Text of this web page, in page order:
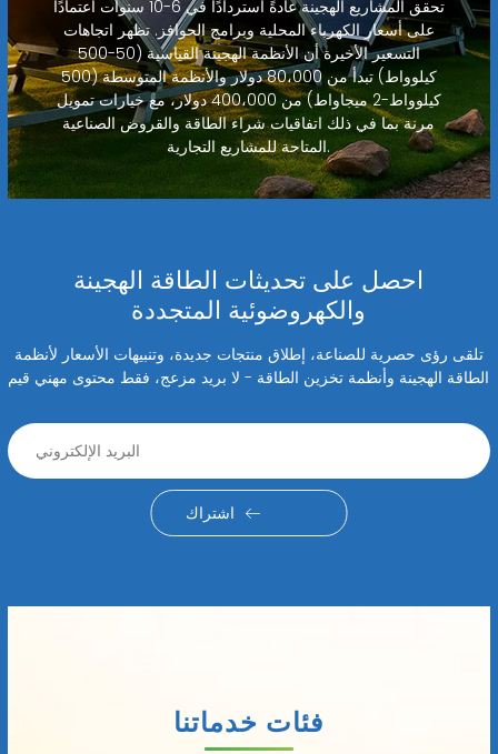
تحقق المشاريع الهجينة عادةً استردادًا في 6-10 سنوات اعتمادًا
على أسعار الكهرباء المحلية وبرامج الحوافز. تظهر اتجاهات
التسعير الأخيرة أن الأنظمة الهجينة القياسية (50-500
كيلوواط) تبدأ من 80،000 دولار والأنظمة المتوسطة (500
كيلوواط-2 ميجاواط) من 400،000 دولار، مع خيارات تمويل
مرنة بما في ذلك اتفاقيات شراء الطاقة والقروض الصناعية
المتاحة للمشاريع التجارية.
احصل على تحديثات الطاقة الهجينة
والكهروضوئية المتجددة
تلقى رؤى حصرية للصناعة، إطلاق منتجات جديدة، وتنبيهات الأسعار لأنظمة
الطاقة الهجينة وأنظمة تخزين الطاقة - لا بريد مزعج، فقط محتوى مهني قيم
اشتراك
فئات خدماتنا